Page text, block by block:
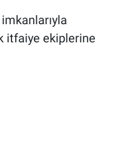
itfaiye ekiplerine